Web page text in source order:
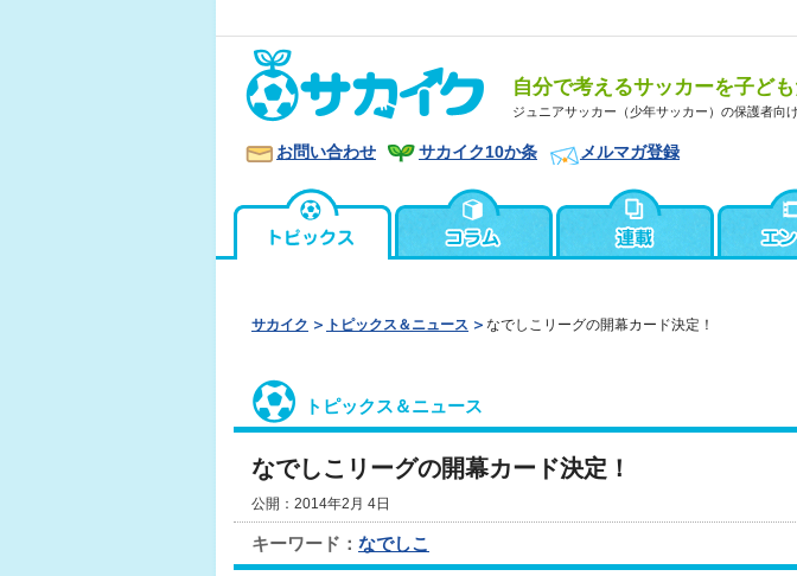
自分で考えるサッカーを子ども
ジュニアサッカー（少年サッカー）の保護者向
お問い合わせ サカイク10か条 メルマガ登録
サカイク トピックス＆ニュース なでしこリーグの開幕カード決定！
トピックス＆ニュース
なでしこリーグの開幕カード決定！
公開：2014年2月 4日
キーワード： なでしこ